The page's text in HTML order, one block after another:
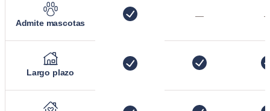
Admite mascotas
—
Largo plazo